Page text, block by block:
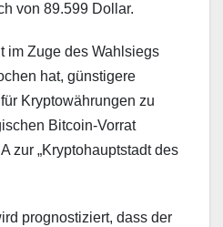
von 89.599 Dollar.
im Zuge des Wahlsiegs
hat, günstigere
Kryptowährungen zu
Bitcoin-Vorrat
zur „Kryptohauptstadt des
prognostiziert, dass der